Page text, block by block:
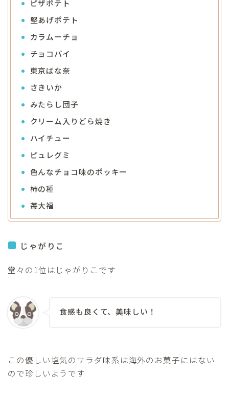
ピザポテト
堅あげポテト
カラムーチョ
チョコパイ
東京ばな奈
さきいか
みたらし団子
クリーム入りどら焼き
ハイチュー
ピュレグミ
色んなチョコ味のポッキー
柿の種
苺大福
じゃがりこ
堂々の1位はじゃがりこです
食感も良くて、美味しい！
この優しい塩気のサラダ味系は海外のお菓子にはない
ので珍しいようです